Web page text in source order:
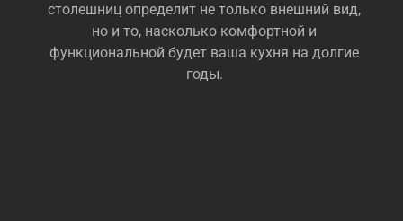
столешниц определит не только внешний вид,
но и то, насколько комфортной и
функциональной будет ваша кухня на долгие
годы.